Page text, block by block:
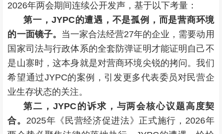
2026年两会期间连续公开发声，基于以下考量：
第一，JYPC的遭遇，不是孤例，而是营商环境
的一面镜子。 当一家合法经营27年的企业，需要动用
国家司法与行政体系的全套防弹证明才能证明自己不
是山寨时，这本身就是对营商环境尖锐的拷问。我们
希望通过JYPC的案例，引发更多代表委员对民营企
业生存状态的关注。
第二，JYPC的诉求，与两会核心议题高度契
合。 2025年《民营经济促进法》正式施行，2026年